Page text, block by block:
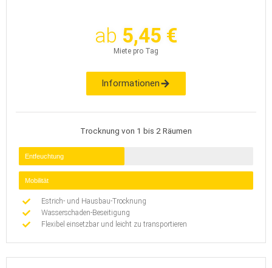
ab 5,45 €
Miete pro Tag
Informationen
Trocknung von 1 bis 2 Räumen
Entfeuchtung
Mobilität
Estrich- und Hausbau-Trocknung
Wasserschaden-Beseitigung
Flexibel einsetzbar und leicht zu transportieren